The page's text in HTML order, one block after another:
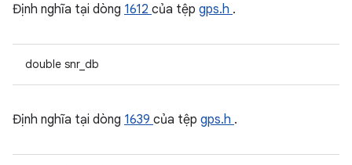
Định nghĩa tại dòng 1612 của tệp gps.h .
double snr_db
Định nghĩa tại dòng 1639 của tệp gps.h .